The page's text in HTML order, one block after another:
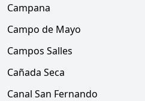
Campana
Campo de Mayo
Campos Salles
Cañada Seca
Canal San Fernando